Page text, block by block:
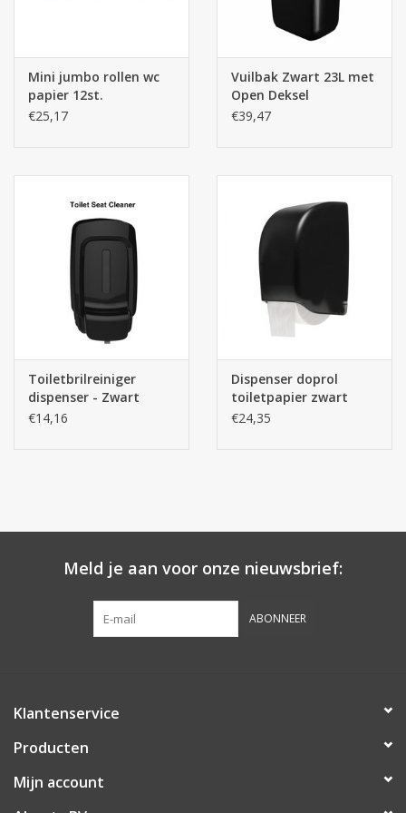
ruimte op vlak van nieuwe of zoekt u producten voor de
opvulling van bestaande dispensers? Aarzel niet contact
Mini jumbo rollen wc
papier 12st.
€25,17
Vuilbak Zwart 23L met
Open Deksel
€39,47
Toiletbrilreiniger
dispenser - Zwart
€14,16
Dispenser doprol
toiletpapier zwart
€24,35
Meld je aan voor onze nieuwsbrief:
ABONNEER
Klantenservice
Producten
Mijn account